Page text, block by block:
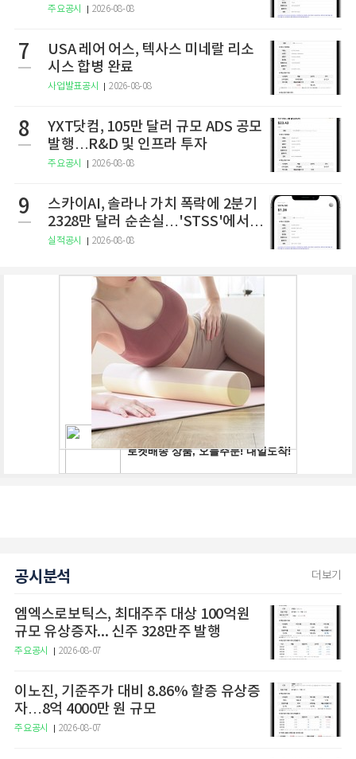
주요공시 2026-08-08
7
USA 레어 어스, 텍사스 미네랄 리소
시스 합병 완료
사업발표공시 2026-08-08
8
YXT닷컴, 105만 달러 규모 ADS 공모
발행…R&D 및 인프라 투자
주요공시 2026-08-08
9
스카이AI, 솔라나 가치 폭락에 2분기
2328만 달러 순손실…'STSS'에서
사명·티커 변경 완료
실적공시 2026-08-08
공시분석 더보기
엠엑스로보틱스, 최대주주 대상 100억원
규모 유상증자... 신주 328만주 발행
주요공시 2026-08-07
이노진, 기준주가 대비 8.86% 할증 유상증
자…8억 4000만 원 규모
주요공시 2026-08-07